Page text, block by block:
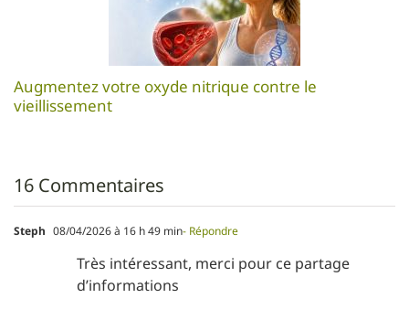
Augmentez votre oxyde nitrique contre le
vieillissement
16 Commentaires
Steph 08/04/2026 à 16 h 49 min- Répondre
Très intéressant, merci pour ce partage
d’informations